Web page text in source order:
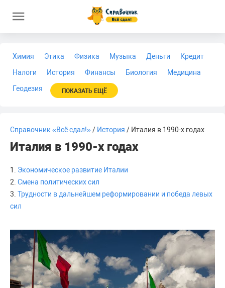
Химия Этика Физика Музыка Деньги
Кредит
Налоги
История Финансы Биология
Медицина
Геодезия
ПОКАЗАТЬ ЕЩЁ
Справочник «Всё сдал!»/ История / Италия в 1990-х годах
Италия в 1990-х годах
1. Экономическое развитие Италии
2. Смена политических сил
3. Трудности в дальнейшем реформировании и победа левых
сил